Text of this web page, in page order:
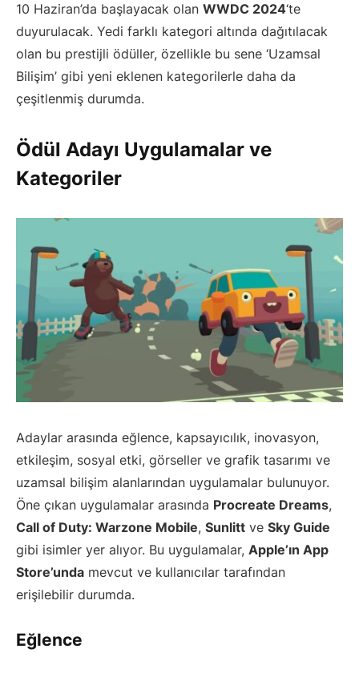
10 Haziran’da başlayacak olan WWDC 2024‘te
duyurulacak. Yedi farklı kategori altında dağıtılacak
olan bu prestijli ödüller, özellikle bu sene ‘Uzamsal
Bilişim’ gibi yeni eklenen kategorilerle daha da
çeşitlenmiş durumda.
Ödül Adayı Uygulamalar ve
Kategoriler
Adaylar arasında eğlence, kapsayıcılık, inovasyon,
etkileşim, sosyal etki, görseller ve grafik tasarımı ve
uzamsal bilişim alanlarından uygulamalar bulunuyor.
Öne çıkan uygulamalar arasında Procreate Dreams,
Call of Duty: Warzone Mobile, Sunlitt ve Sky Guide
gibi isimler yer alıyor. Bu uygulamalar, Apple’ın App
Store’unda mevcut ve kullanıcılar tarafından
erişilebilir durumda.
Eğlence